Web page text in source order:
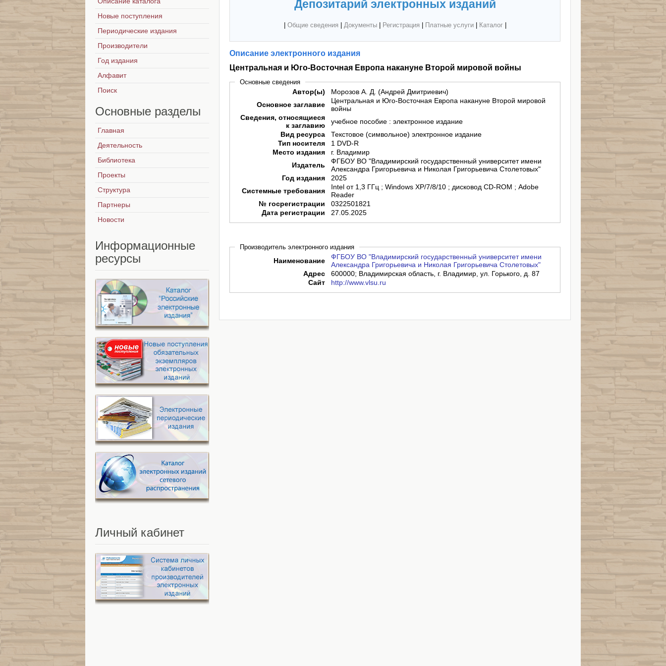
Депозитарий электронных изданий
Общие сведения Документы| Регистрация Платные услуги| Каталог|
Описание электронного издания
Центральная и Юго-Восточная Европа накануне Второй мировой войны
Основные сведения
Автор(ы)
Морозов А. Д. (Андрей Дмитриевич)
Основное заглавие
Центральная и Юго-Восточная Европа накануне Второй мировой
войны
Сведения, относящиеся
к заглавию
учебное пособие : электронное издание
Вид ресурса
Текстовое (символьное) электронное издание
Тип носителя
1 DVD-R
Место издания
г. Владимир
Издатель
ФГБОУ ВО "Владимирский государственный университет имени
Александра Григорьевича и Николая Григорьевича Столетовых"
Год издания
2025
Системные требования
Intel от 1,3 ГГц ; Windows XP/7/8/10 ; дисковод CD-ROM ; Adobe
Reader
№ госрегистрации
0322501821
Дата регистрации
27.05.2025
Производитель электронного издания
Наименование
ФГБОУ ВО "Владимирский государственный университет имени
Александра Григорьевича и Николая Григорьевича Столетовых"
Адрес
600000; Владимирская область, г. Владимир, ул. Горького, д. 87
Сайт
http://www.vlsu.ru
Новые поступления
Периодические издания
Производители
Год издания
Алфавит
Поиск
Основные разделы
Главная
Деятельность
Библиотека
Проекты
Структура
Партнеры
Новости
Информационные
ресурсы
Личный кабинет